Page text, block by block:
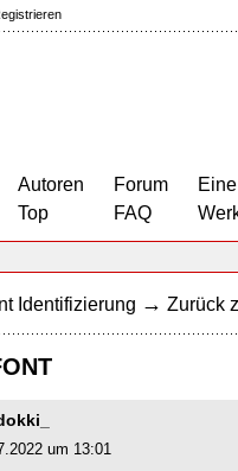
Autoren
Top
Forum
FAQ
Identifizierung → Zurück
um 13:01